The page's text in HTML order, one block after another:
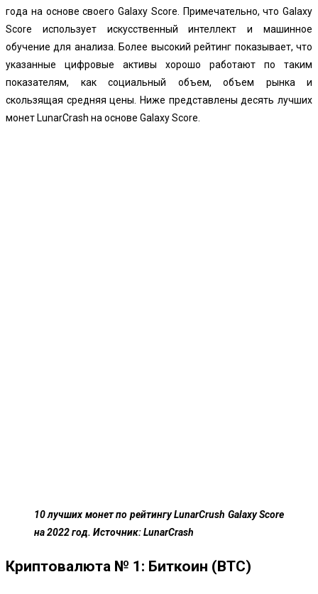
года на основе своего Galaxy Score. Примечательно, что Galaxy
Score использует искусственный интеллект и машинное
обучение для анализа. Более высокий рейтинг показывает, что
указанные цифровые активы хорошо работают по таким
показателям, как социальный объем, объем рынка и
скользящая средняя цены. Ниже представлены десять лучших
монет LunarCrash на основе Galaxy Score.
10 лучших монет по рейтингу LunarCrush Galaxy Score
на 2022 год. Источник: LunarCrash
Криптовалюта № 1: Биткоин (BTC)